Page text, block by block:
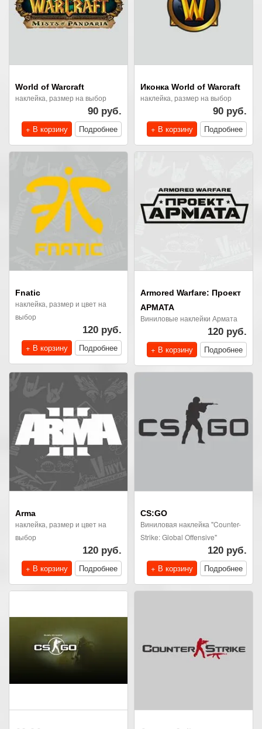
World of Warcraft
наклейка, размер на выбор
90 руб.
+ В корзину
Подробнее
Иконка World of Warcraft
наклейка, размер на выбор
90 руб.
+ В корзину
Подробнее
Fnatic
наклейка, размер и цвет на
выбор
120 руб.
+ В корзину
Подробнее
Armored Warfare: Проект
АРМАТА
Виниловые наклейки Армата
120 руб.
+ В корзину
Подробнее
Arma
наклейка, размер и цвет на
выбор
120 руб.
+ В корзину
Подробнее
CS:GO
Виниловая наклейка "Counter-
Strike: Global Offensive"
120 руб.
+ В корзину
Подробнее